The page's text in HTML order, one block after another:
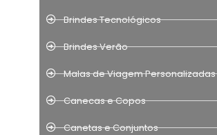
Brindes Tecnológicos
Brindes Verão
Malas de Viagem Personalizadas
Canecas e Copos
Canetas e Conjuntos